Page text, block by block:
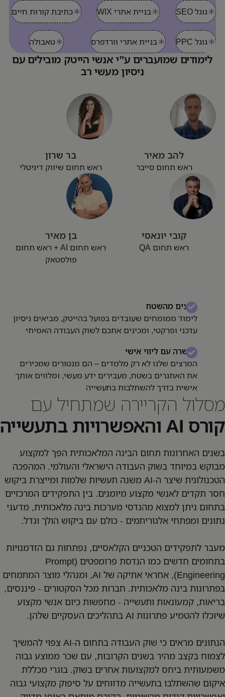
גוגל SEO
גוגל PPC
בניית אתרי WIX
בניית אתרי וורדפרס
כתיבת קורות חיים
טאבולה
לימודים שמועברים ע”י אנשי הייטק מובילים עם
ניסיון מעשי רב
מרצים מהשטח
לימוד ממומחים שעובדים בפועל בהייטק, מביאים ניסיון
עדכני ופרקטי, ומכינים אתכם לשוק העבודה האמיתי
הכשרה עם ליווי אישי
המרצים שלנו לא רק מלמדים – הם מנטורים שמכירים
את האתגרים בשטח, מעבירים ידע מעשי, ומלווים אותך
אישית בדרך להשתלבות בתעשייה
להב מאיר
ראש תחום סייבר
בר שרון
ראש תחום שיווק דיגיטלי
קובי יונאסי
ראש תחום QA
בן מאיר
ראש תחום AI + ראש תחום
פולסטאק
מסלול הקריירה שמתחיל עם
קורס AI והאפשרויות בתעשייה
בשנים האחרונות תחום הבינה המלאכותית הפך למקצוע
מבוקש במיוחד בשוק העבודה הישראלי והעולמי. המהפכה
הטכנולוגית שיצר ה-AI משנה תעשיות שלמות ומייצרת ביקוש
חסר תקדים לאנשי מקצוע מיומנים. בין התפקידים המרכזיים
בתחום ניתן למצוא מהנדסי מערכות בינה מלאכותית, מדעני
נתונים ומפתחי אלגוריתמים - כולם עם ביקוש הולך וגדל.
מעבר לתפקידים הטכניים הקלאסיים, נפתחות גם הזדמנויות
בתחומים חדשים כמו הנדסת פרומפטים (Prompt
Engineering), אחראי אתיקה של AI, ומנהלי מוצר המתמחים
בפתרונות בינה מלאכותית. חברות מכל הסקטורים - פיננסים,
בריאות, קמעונאות ותעשייה - מחפשות כיום אנשי מקצוע
שיוכלו להטמיע פתרונות AI בתהליכים העסקיים שלהן.
הנתונים מראים כי שוק העבודה בתחום ה-AI צפוי להמשיך
לצמוח בקצב מהיר בשנים הקרובות, עם שכר ממוצע גבוה
משמעותית ביחס למקצועות אחרים בשוק. בוגרי מכללת
איקום שהשתלבו בתעשייה מדווחים על סיפוק מקצועי גבוה